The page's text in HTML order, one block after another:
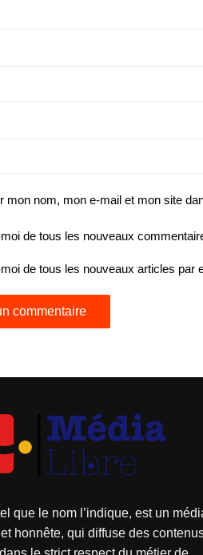
mon nom, mon e-mail et mon site
de tous les nouveaux
de tous les nouveaux articles par
que le nom l’indique, est un
honnête, qui diffuse des